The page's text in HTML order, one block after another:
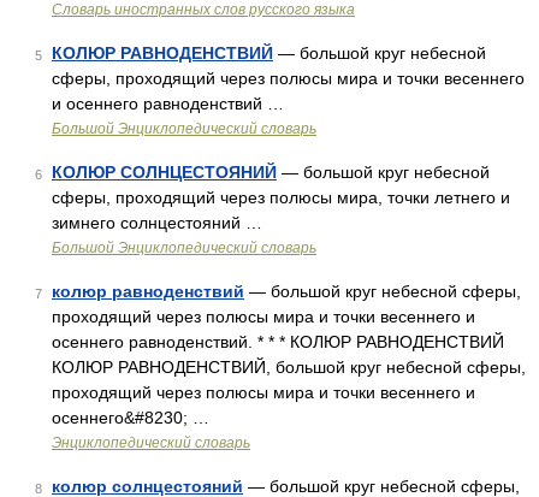
Словарь иностранных слов русского языка
5 КОЛЮР РАВНОДЕНСТВИЙ — большой круг небесной
сферы, проходящий через полюсы мира и точки весеннего
и осеннего равноденствий …
Большой Энциклопедический словарь
6 КОЛЮР СОЛНЦЕСТОЯНИЙ — большой круг небесной
сферы, проходящий через полюсы мира, точки летнего и
зимнего солнцестояний …
Большой Энциклопедический словарь
7 колюр равноденствий — большой круг небесной сферы,
проходящий через полюсы мира и точки весеннего и
осеннего равноденствий. * * * КОЛЮР РАВНОДЕНСТВИЙ
КОЛЮР РАВНОДЕНСТВИЙ, большой круг небесной сферы,
проходящий через полюсы мира и точки весеннего и
осеннего&#8230; …
Энциклопедический словарь
8 колюр солнцестояний — большой круг небесной сферы,